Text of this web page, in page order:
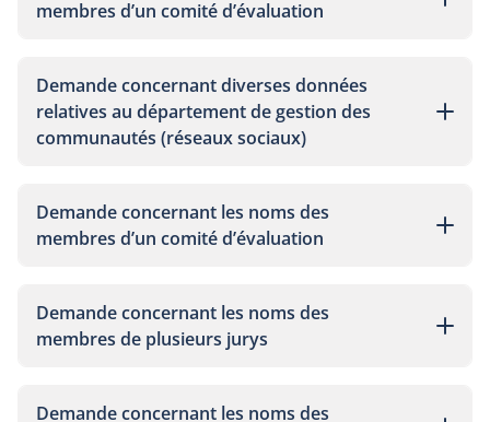
membres d’un comité d’évaluation
Demande concernant diverses données
relatives au département de gestion des
communautés (réseaux sociaux)
Demande concernant les noms des
membres d’un comité d’évaluation
Demande concernant les noms des
membres de plusieurs jurys
Demande concernant les noms des